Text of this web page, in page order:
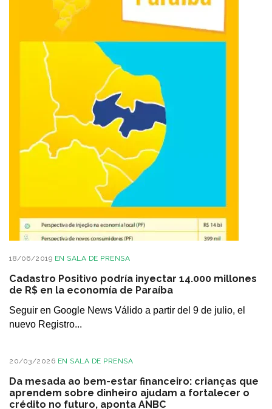
18/06/2019 EN SALA DE PRENSA
Cadastro Positivo podría inyectar 14.000 millones
de R$ en la economía de Paraíba
Seguir en Google News Válido a partir del 9 de julio, el
nuevo Registro...
20/03/2026 EN SALA DE PRENSA
Da mesada ao bem-estar financeiro: crianças que
aprendem sobre dinheiro ajudam a fortalecer o
crédito no futuro, aponta ANBC